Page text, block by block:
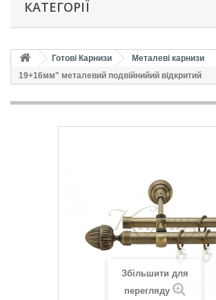
КАТЕГОРІЇ
Готові Карнизи Металеві карнизи
19+16мм" металевий подвійнийий відкритий
Збільшити для
перегляду